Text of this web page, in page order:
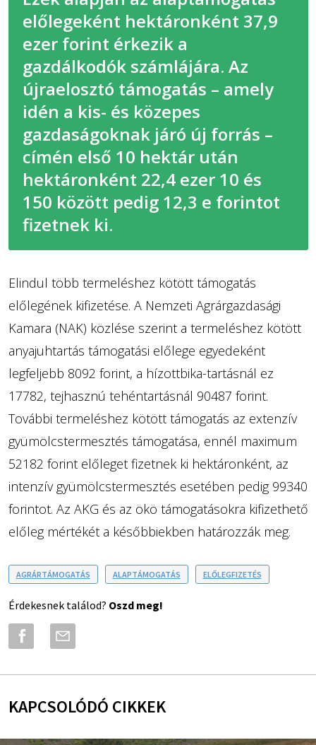
előlegeként hektáronként 37,9
ezer forint érkezik a
gazdálkodók számlájára. Az
újraelosztó támogatás – amely
idén a kis- és közepes
gazdaságoknak járó új forrás –
címén első 10 hektár után
hektáronként 22,4 ezer 10 és
150 között pedig 12,3 e forintot
fizetnek ki.
Elindul több termeléshez kötött támogatás
előlegének kifizetése. A Nemzeti Agrárgazdasági
Kamara (NAK) közlése szerint a termeléshez kötött
anyajuhtartás támogatási előlege egyedeként
legfeljebb 8092 forint, a hízottbika-tartásnál ez
17782, tejhasznú tehéntartásnál 90487 forint.
További termeléshez kötött támogatás az extenzív
gyümölcstermesztés támogatása, ennél maximum
52182 forint előleget fizetnek ki hektáronként, az
intenzív gyümölcstermesztés esetében pedig 99340
forintot. Az AKG és az ökö támogatásokra kifizethető
előleg mértékét a későbbiekben határozzák meg.
AGRÁRTÁMOGATÁS ALAPTÁMOGATÁS ELŐLEGFIZETÉS
Érdekesnek találod? Oszd meg!
KAPCSOLÓDÓ CIKKEK